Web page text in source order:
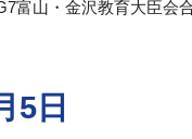
富山・金沢教育大臣会
5日